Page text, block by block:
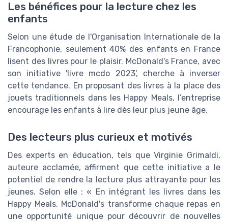
Les bénéfices pour la lecture chez les
enfants
Selon une étude de l'Organisation Internationale de la
Francophonie, seulement 40% des enfants en France
lisent des livres pour le plaisir. McDonald's France, avec
son initiative 'livre mcdo 2023', cherche à inverser
cette tendance. En proposant des livres à la place des
jouets traditionnels dans les Happy Meals, l’entreprise
encourage les enfants à lire dès leur plus jeune âge.
Des lecteurs plus curieux et motivés
Des experts en éducation, tels que Virginie Grimaldi,
auteure acclamée, affirment que cette initiative a le
potentiel de rendre la lecture plus attrayante pour les
jeunes. Selon elle : « En intégrant les livres dans les
Happy Meals, McDonald's transforme chaque repas en
une opportunité unique pour découvrir de nouvelles